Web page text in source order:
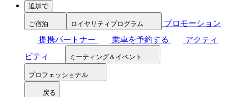
追加で
ご宿泊 ロイヤリティプログラム
プロモーション
提携パートナー
乗車を予約する
アクティ
ビティ
ミーティング＆イベント
プロフェッショナル
戻る